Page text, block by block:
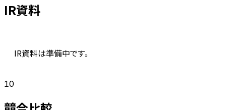
IR資料
IR資料は準備中です。
10